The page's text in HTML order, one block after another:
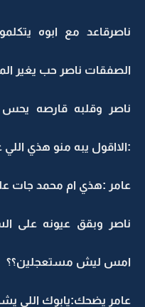
ناصرقاعد مع ابوه
الصفقات ناصر حب يغير
ناصر وقلبه قارصه
:الااقول يبه منو هذي
عامر :هذي ام محمد جات
ناصر وبقق عيونه على
امس ليش مستعجلين؟؟
عامر يضحك:يابوك اللي